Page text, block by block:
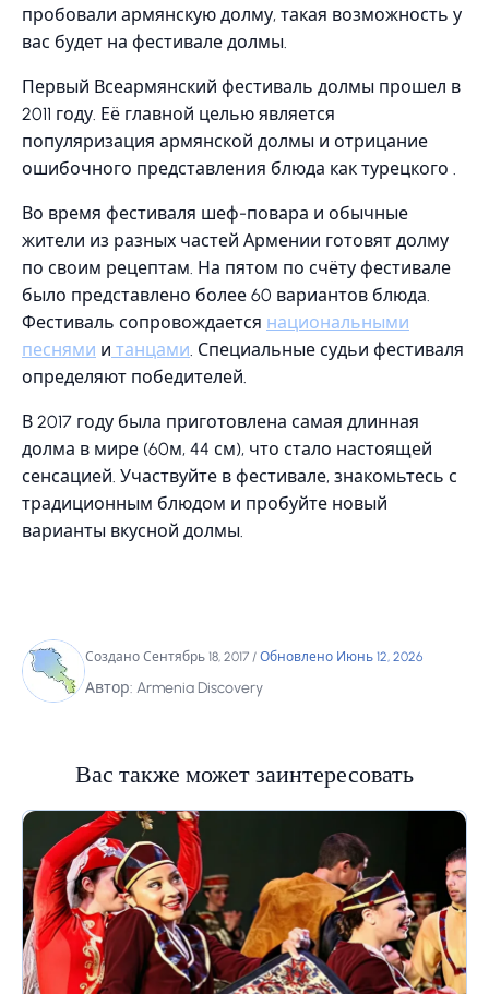
пробовали армянскую долму, такая возможность у
вас будет на фестивале долмы.
Первый Всеармянский фестиваль долмы прошел в
2011 году. Её главной целью является
популяризация армянской долмы и отрицание
ошибочного представления блюда как турецкого .
Во время фестиваля шеф-повара и обычные
жители из разных частей Армении готовят долму
по своим рецептам. На пятом по счёту фестивале
было представлено более 60 вариантов блюда.
Фестиваль сопровождается национальными
песнями и танцами. Специальные судьи фестиваля
определяют победителей.
В 2017 году была приготовлена самая длинная
долма в мире (60м, 44 см), что стало настоящей
сенсацией. Участвуйте в фестивале, знакомьтесь с
традиционным блюдом и пробуйте новый
варианты вкусной долмы.
Создано Сентябрь 18, 2017 / Обновлено Июнь 12, 2026
Автор: Armenia Discovery
Вас также может заинтересовать